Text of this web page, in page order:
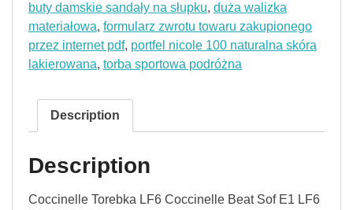
buty damskie sandały na słupku, duża walizka
materiałowa, formularz zwrotu towaru zakupionego
przez internet pdf, portfel nicole 100 naturalna skóra
lakierowana, torba sportowa podróżna
Description
Description
Coccinelle Torebka LF6 Coccinelle Beat Sof E1 LF6